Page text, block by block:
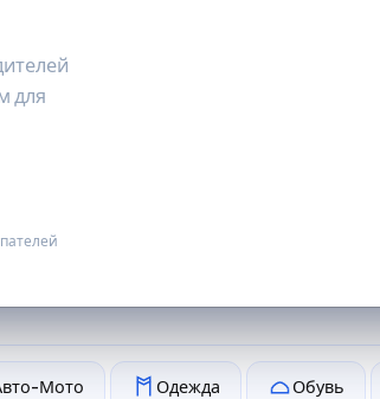
для
Мото Одежда Обувь